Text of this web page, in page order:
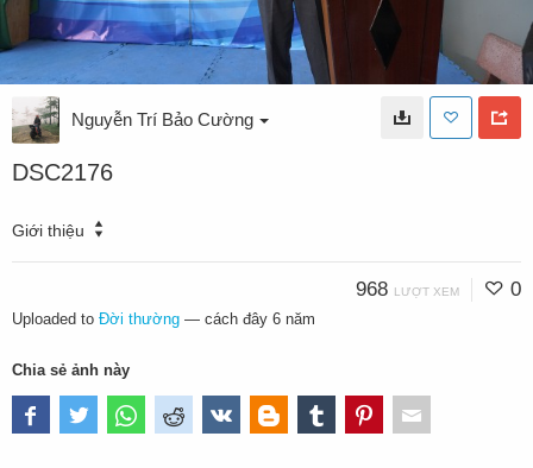
Nguyễn Trí Bảo Cường
DSC2176
Giới thiệu
968 LƯỢT XEM 0
Uploaded to Đời thường — cách đây 6 năm
Chia sẻ ảnh này